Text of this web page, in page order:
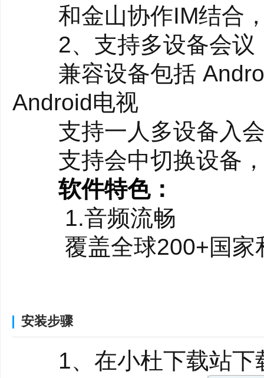
和金山协作IM结合，
2、支持多设备会议
兼容设备包括
Android电视
支持一人多设备入会
支持会中切换设备，
软件特色：
1.音频流畅
覆盖全球200+国家
2.视频高清
支持1080P高清视
安装步骤
1、在小杜下载站下